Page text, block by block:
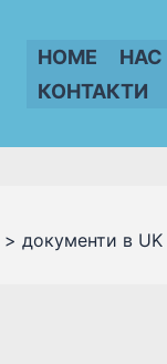
HOME НАС
КОНТАКТИ
документи в UK